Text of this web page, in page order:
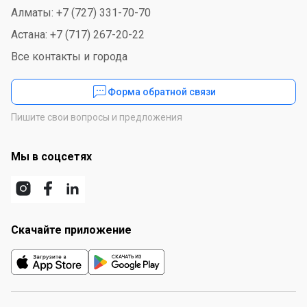
Алматы: +7 (727) 331-70-70
Астана: +7 (717) 267-20-22
Все контакты и города
Форма обратной связи
Пишите свои вопросы и предложения
Мы в соцсетях
Скачайте приложение